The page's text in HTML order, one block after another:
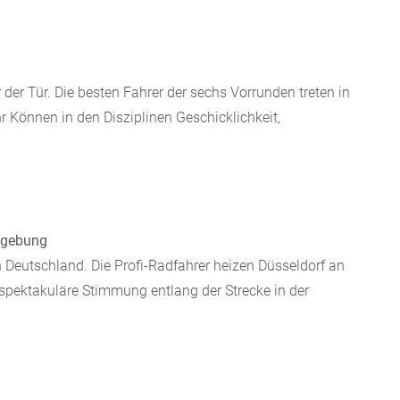
Tür. Die besten Fahrer der sechs Vorrunden treten in
Können in den Disziplinen Geschicklichkeit,
Die Profi-Radfahrer heizen Düsseldorf an
Stimmung entlang der Strecke in der